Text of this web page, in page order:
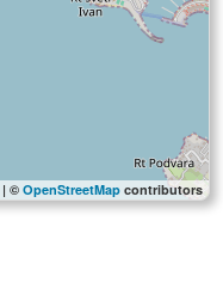
| ©OpenStreetMap contributors